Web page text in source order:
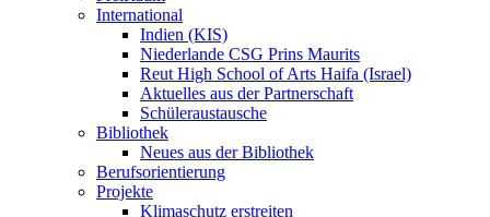
International
Indien (KIS)
Niederlande CSG Prins Maurits
Reut High School of Arts Haifa (Israel)
Aktuelles aus der Partnerschaft
Schüleraustausche
Bibliothek
Neues aus der Bibliothek
Berufsorientierung
Projekte
Klimaschutz erstreiten